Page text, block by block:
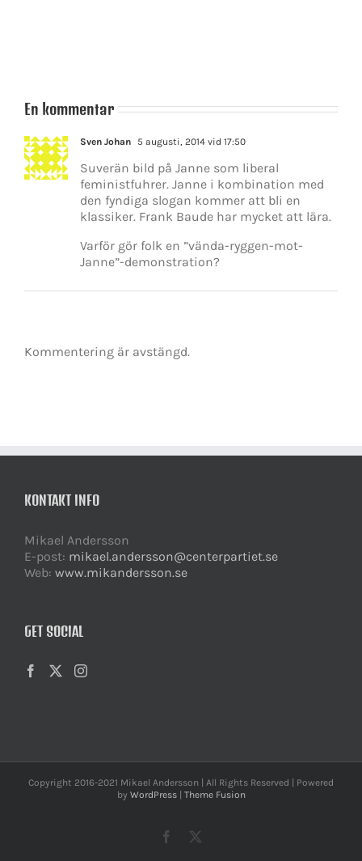
En kommentar
Sven Johan 5 augusti, 2014 vid 17:50
Suverän bild på Janne som liberal
feministfuhrer. Janne i kombination med
den fyndiga slogan kommer att bli en
klassiker. Frank Baude har mycket att lära.
Varför gör folk en ”vända-ryggen-mot-
Janne”-demonstration?
Kommentering är avstängd.
KONTAKT INFO
Mikael Andersson
E-post: mikael.andersson@centerpartiet.se
Web: www.mikandersson.se
GET SOCIAL
Copyright 2016-2021 Mikael Andersson | All Rights Reserved | Powered
by WordPress| Theme Fusion
Facebook